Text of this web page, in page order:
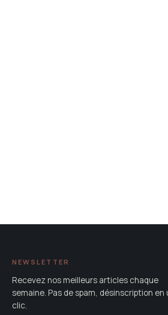
NEWSLETTER
Recevez nos meilleurs articles chaque
semaine. Pas de spam, désinscription en
clic.